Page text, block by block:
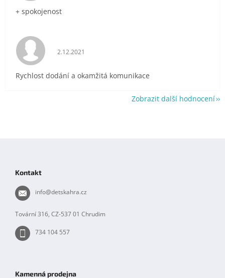
+ spokojenost
Hodnocení obchodu je 5 z 5 hvězdiček.
2.12.2021
Rychlost dodání a okamžitá komunikace
Zobrazit další hodnocení
Kontakt
info@detskahra.cz
Tovární 316, CZ-537 01 Chrudim
734 104 557
Kamenná prodejna